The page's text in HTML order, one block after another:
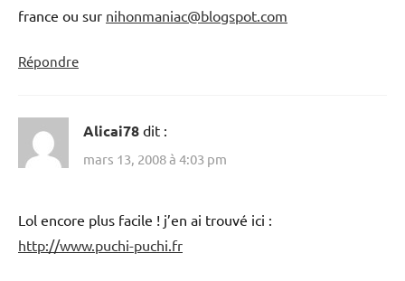
france ou sur nihonmaniac@blogspot.com
Répondre
Alicai78 dit :
mars 13, 2008 à 4:03 pm
Lol encore plus facile ! j’en ai trouvé ici :
http://www.puchi-puchi.fr